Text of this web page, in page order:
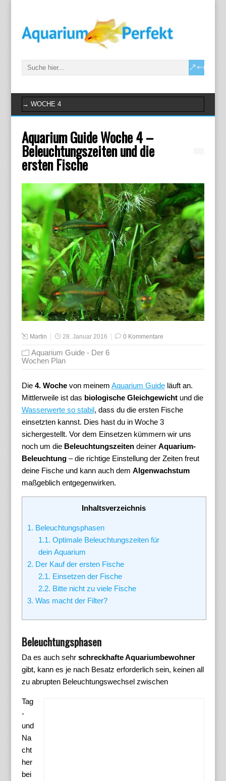
Aquarium Guide Woche 4 –
Beleuchtungszeiten und die
ersten Fische
Martin 28. Januar 2016 0 Kommentare
Aquarium Guide - Der 6
Wochen Plan
Die 4. Wochevon meinem Aquarium Guideläuft an.
Mittlerweile ist das biologische Gleichgewichtund die
Wasserwerte so stabil, dass du die ersten Fische
einsetzten kannst. Dies hast du in Woche 3
sichergestellt. Vor dem Einsetzen kümmern wir uns
noch um die Beleuchtungszeitendeiner Aquarium-
Beleuchtung– die richtige Einstellung der Zeiten freut
deine Fische und kann auch dem Algenwachstum
maßgeblich entgegenwirken.
Inhaltsverzeichnis
1. Beleuchtungsphasen
1.1. Optimale Beleuchtungszeiten für
dein Aquarium
2. Der Kauf der ersten Fische
2.1. Einsetzen der Fische
2.2. Bitte nicht zu viele Fische
3. Was macht der Filter?
Beleuchtungsphasen
Da es auch sehr schreckhafte Aquariumbewohner
gibt, kann es je nach Besatz erforderlich sein, keinen all
zu abrupten Beleuchtungswechsel zwischen
Tag
-
und
Na
cht
her
bei